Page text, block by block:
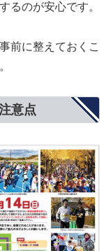
るのが安心です。
前に整えておくこ
意点